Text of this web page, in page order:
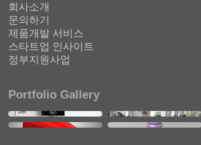
회사소개
문의하기
제품개발 서비스
스타트업 인사이트
정부지원사업
Portfolio Gallery